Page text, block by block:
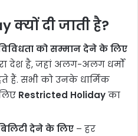
क्यों दी जाती है?
को सम्मान देने के लिए
देश है, जहां अलग-अलग धर्मों
हैं. सभी को उनके धार्मिक
Restricted Holidayका
देने के लिए – हर